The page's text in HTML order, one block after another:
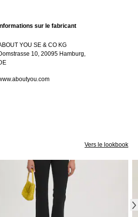
Informations sur le fabricant
YOU SE & CO KG
10, 20095 Hamburg,
Vers le lookbook